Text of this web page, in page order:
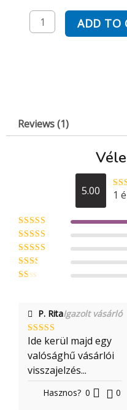
Ultrabrush
quantity
ADD TO
Reviews (1)
5.00 1
Rated5
of 5
Rated
out of 5
Rated
out of 5
Rate
P. RitaIgazolt vásárló
Rated5out
Ide kerül majd egy
valósághű vásárlói
visszajelzés...
Hasznos? 0 0